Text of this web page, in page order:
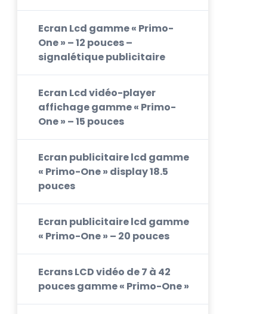
Ecran Lcd gamme « Primo-
One » – 12 pouces –
signalétique publicitaire
Ecran Lcd vidéo-player
affichage gamme « Primo-
One » – 15 pouces
Ecran publicitaire lcd gamme
« Primo-One » display 18.5
pouces
Ecran publicitaire lcd gamme
« Primo-One » – 20 pouces
Ecrans LCD vidéo de 7 à 42
pouces gamme « Primo-One »